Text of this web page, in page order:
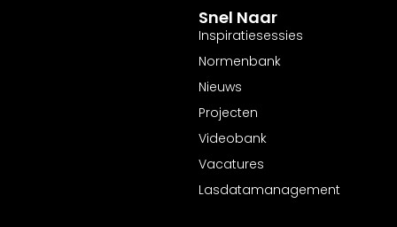
Snel Naar
Inspiratiesessies
Normenbank
Nieuws
Projecten
Videobank
Vacatures
Lasdatamanagement